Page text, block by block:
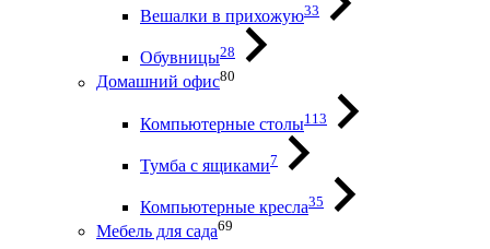
Вешалки в прихожую33
Обувницы28
Домашний офис80
Компьютерные столы113
Тумба с ящиками7
Компьютерные кресла35
Мебель для сада69